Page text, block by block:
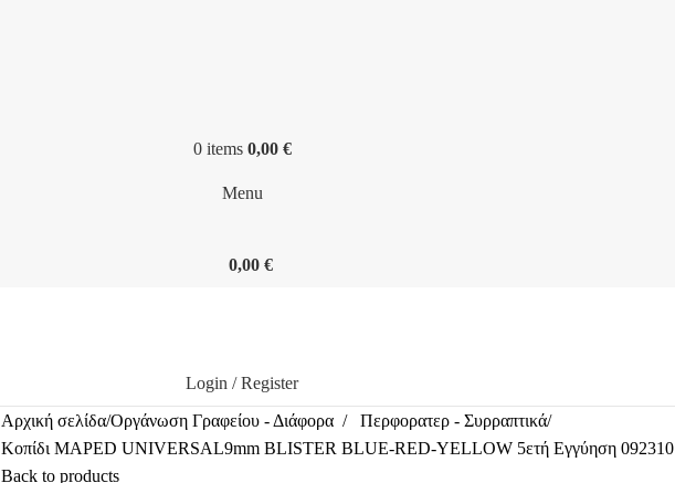
0 items 0,00 €
Menu
0,00 €
Login / Register
Αρχική σελίδα Οργάνωση Γραφείου - Διάφορα
Περφορατερ - Συρραπτικά
Κοπίδι MAPED UNIVERSAL9mm BLISTER BLUE-RED-YELLOW 5ετή Εγγύηση 092310
Back to products